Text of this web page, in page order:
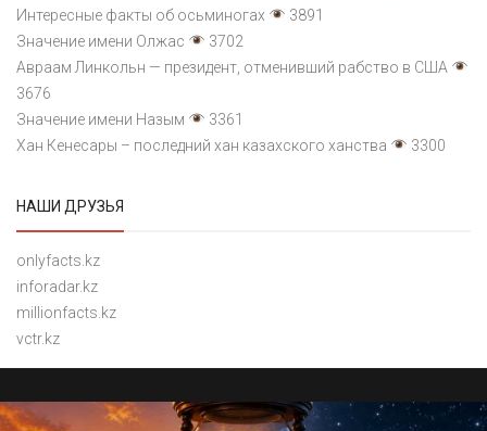
Интересные факты об осьминогах
3891
Значение имени Олжас
3702
Авраам Линкольн — президент, отменивший рабство в США
3676
Значение имени Назым
3361
Хан Кенесары – последний хан казахского ханства
3300
НАШИ ДРУЗЬЯ
onlyfacts.kz
inforadar.kz
millionfacts.kz
vctr.kz